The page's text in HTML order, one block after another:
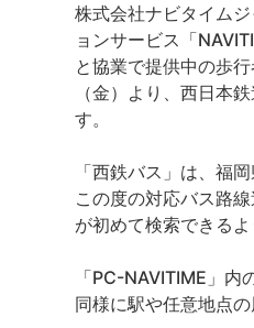
株式会社ナビタイム
ョンサービス「
と協業で提供中の歩
（金）より、西日本
す。
「西鉄バス」は、福
この度の対応バス路
が初めて検索できるよ
「PC-NAVITIME」
同様に駅や任意地点